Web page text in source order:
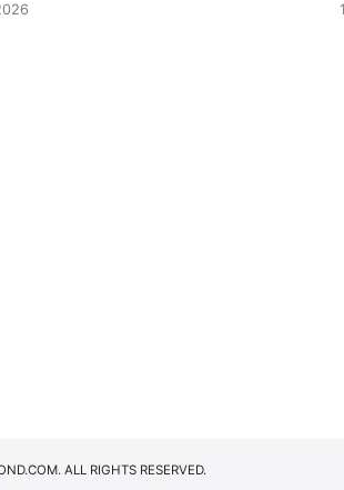
ALL RIGHTS RESERVED.